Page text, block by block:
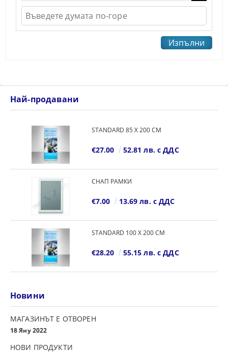
Най-продавани
STANDARD 85 Х 200 СМ
€27.00 52.81 лв. с ДДС
СНАП РАМКИ
€7.00 13.69 лв. с ДДС
STANDARD 100 Х 200 СМ
€28.20 55.15 лв. с ДДС
Новини
МАГАЗИНЪТ Е ОТВОРЕН
18 Яну 2022
НОВИ ПРОДУКТИ